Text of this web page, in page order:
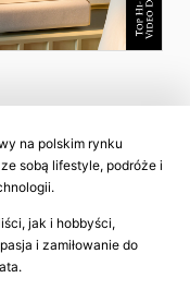
na polskim rynku
sobą lifestyle, podróże i
jak i hobbyści,
i zamiłowanie do